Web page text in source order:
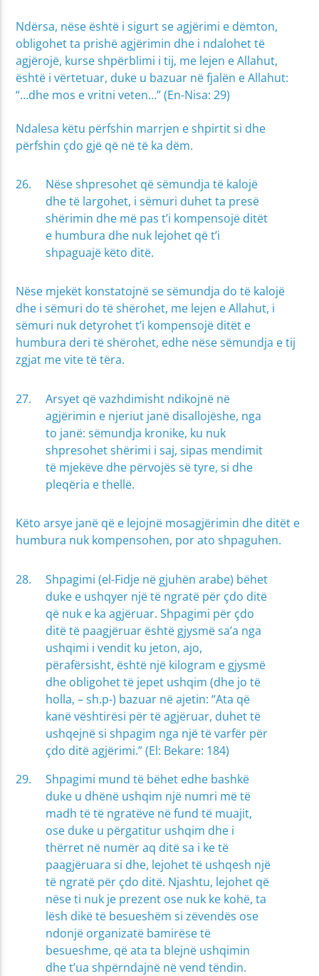
Ndërsa, nëse është i sigurt se agjërimi e dëmton,
obligohet ta prishë agjërimin dhe i ndalohet të
agjërojë, kurse shpërblimi i tij, me lejen e Allahut,
është i vërtetuar, duke u bazuar në fjalën e Allahut:
“…dhe mos e vritni veten…” (En-Nisa: 29)
Ndalesa këtu përfshin marrjen e shpirtit si dhe
përfshin çdo gjë që në të ka dëm.
Nëse shpresohet që sëmundja të kalojë
dhe të largohet, i sëmuri duhet ta presë
shërimin dhe më pas t’i kompensojë ditët
e humbura dhe nuk lejohet që t’i
shpaguajë këto ditë.
Nëse mjekët konstatojnë se sëmundja do të kalojë
dhe i sëmuri do të shërohet, me lejen e Allahut, i
sëmuri nuk detyrohet t’i kompensojë ditët e
humbura deri të shërohet, edhe nëse sëmundja e tij
zgjat me vite të tëra.
Arsyet që vazhdimisht ndikojnë në
agjërimin e njeriut janë disallojëshe, nga
to janë: sëmundja kronike, ku nuk
shpresohet shërimi i saj, sipas mendimit
të mjekëve dhe përvojës së tyre, si dhe
pleqëria e thellë.
Këto arsye janë që e lejojnë mosagjërimin dhe ditët e
humbura nuk kompensohen, por ato shpaguhen.
Shpagimi (el-Fidje në gjuhën arabe) bëhet
duke e ushqyer një të ngratë për çdo ditë
që nuk e ka agjëruar. Shpagimi për çdo
ditë të paagjëruar është gjysmë sa’a nga
ushqimi i vendit ku jeton, ajo,
përafërsisht, është një kilogram e gjysmë
dhe obligohet të jepet ushqim (dhe jo të
holla, – sh.p-) bazuar në ajetin: “Ata që
kanë vështirësi për të agjëruar, duhet të
ushqejnë si shpagim nga një të varfër për
çdo ditë agjërimi.” (El: Bekare: 184)
Shpagimi mund të bëhet edhe bashkë
duke u dhënë ushqim një numri më të
madh të të ngratëve në fund të muajit,
ose duke u përgatitur ushqim dhe i
thërret në numër aq ditë sa i ke të
paagjëruara si dhe, lejohet të ushqesh një
të ngratë për çdo ditë. Njashtu, lejohet që
nëse ti nuk je prezent ose nuk ke kohë, ta
lësh dikë të besueshëm si zëvendës ose
ndonjë organizatë bamirëse të
besueshme, që ata ta blejnë ushqimin
dhe t’ua shpërndajnë në vend tëndin.